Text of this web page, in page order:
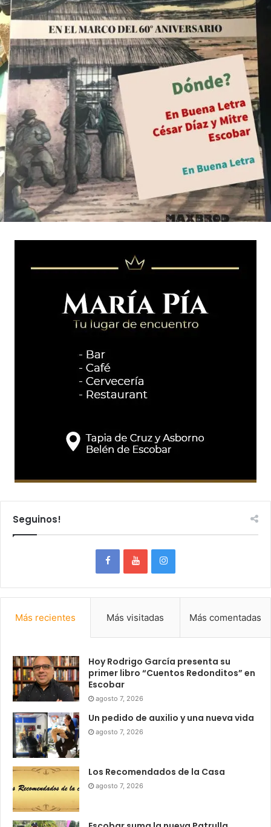
Seguinos!
Más recientes Más visitadas Más comentadas
Hoy Rodrigo García presenta su
primer libro “Cuentos Redonditos” en
Escobar
agosto 7, 2026
Un pedido de auxilio y una nueva vida
agosto 7, 2026
Los Recomendados de la Casa
agosto 7, 2026